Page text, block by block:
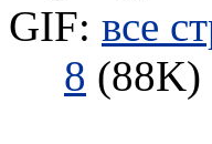
GIF: все
8